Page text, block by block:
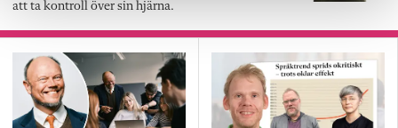
att ta kontroll över sin hjärna.